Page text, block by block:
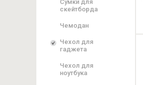
Сумки для
скейтборда
Чемодан
Чехол для
гаджета
Чехол для
ноутбука